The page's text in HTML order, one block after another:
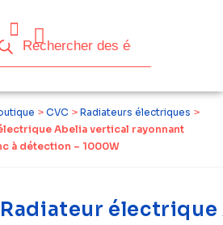
> CVC > Radiateurs électriques >
Abelia vertical rayonnant
à détection – 1000W
Radiateur électrique